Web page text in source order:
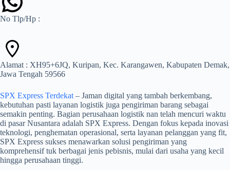
No Tlp/Hp :
Alamat : XH95+6JQ, Kuripan, Kec. Karangawen, Kabupaten Demak,
Jawa Tengah 59566
SPX Express Terdekat – Jaman digital yang tambah berkembang,
kebutuhan pasti layanan logistik juga pengiriman barang sebagai
semakin penting. Bagian perusahaan logistik nan telah mencuri waktu
di pasar Nusantara adalah SPX Express. Dengan fokus kepada inovasi
teknologi, penghematan operasional, serta layanan pelanggan yang fit,
SPX Express sukses menawarkan solusi pengiriman yang
komprehensif tuk berbagai jenis pebisnis, mulai dari usaha yang kecil
hingga perusahaan tinggi.